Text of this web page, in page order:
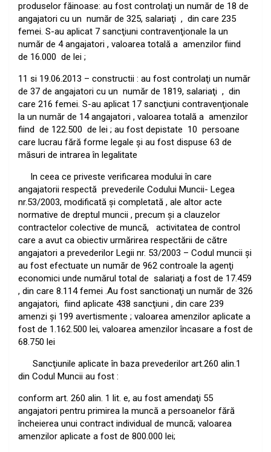
produselor făinoase: au fost controlaţi un număr de 18 de
angajatori cu un număr de 325, salariaţi , din care 235
femei. S-au aplicat 7 sancţiuni contravenţionale la un
număr de 4 angajatori , valoarea totală a amenzilor fiind
de 16.000 de lei ;
11 si 19.06.2013 – constructii : au fost controlaţi un număr
de 37 de angajatori cu un număr de 1819, salariaţi , din
care 216 femei. S-au aplicat 17 sancţiuni contravenţionale
la un număr de 14 angajatori , valoarea totală a amenzilor
fiind de 122.500 de lei ; au fost depistate 10 persoane
care lucrau fără forme legale şi au fost dispuse 63 de
măsuri de intrarea în legalitate
In ceea ce priveste verificarea modului în care
angajatorii respectă prevederile Codului Muncii- Legea
nr.53/2003, modificată şi completată , ale altor acte
normative de dreptul muncii , precum şi a clauzelor
contractelor colective de muncă,
activitatea de control
care a avut ca obiectiv urmărirea respectării de către
angajatori a prevederilor Legii nr. 53/2003 – Codul muncii şi
au fost efectuate un număr de 962 controale la agenţi
economici unde numărul total de salariaţi a fost de 17.459
, din care 8.114 femei .Au fost sanctionaţi un număr de 326
angajatori, fiind aplicate 438 sancţiuni , din care 239
amenzi şi 199 avertismente ; valoarea amenzilor aplicate a
fost de 1.162.500 lei, valoarea amenzilor încasare a fost de
68.750 lei
Sancţiunile aplicate în baza prevederilor art.260 alin.1
din Codul Muncii au fost :
conform art. 260 alin. 1 lit. e, au fost amendaţi 55
angajatori pentru primirea la muncă a persoanelor fără
încheierea unui contract individual de muncă; valoarea
amenzilor aplicate a fost de 800.000 lei;